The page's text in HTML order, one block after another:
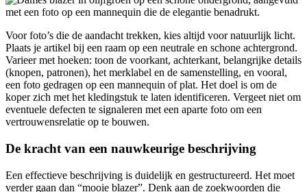
Voor foto’s die de aandacht trekken, kies altijd voor natuurlijk licht.
Plaats je artikel bij een raam op een neutrale en schone achtergrond.
Varieer met hoeken: toon de voorkant, achterkant, belangrijke details
(knopen, patronen), het merklabel en de samenstelling, en vooral,
een foto gedragen op een mannequin of plat. Het doel is om de
koper zich met het kledingstuk te laten identificeren. Vergeet niet om
eventuele defecten te signaleren met een aparte foto om een
vertrouwensrelatie op te bouwen.
De kracht van een nauwkeurige beschrijving
Een effectieve beschrijving is duidelijk en gestructureerd. Het moet
verder gaan dan “mooie blazer”. Denk aan de zoekwoorden die